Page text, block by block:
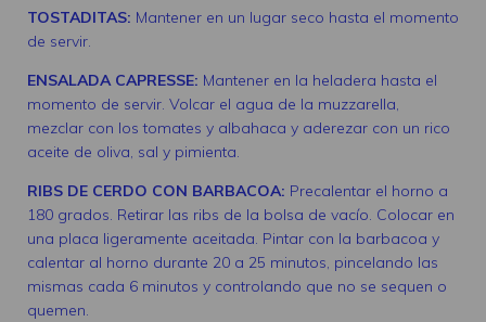
TOSTADITAS: Mantener en un lugar seco hasta el momento
de servir.
ENSALADA CAPRESSE: Mantener en la heladera hasta el
momento de servir. Volcar el agua de la muzzarella,
mezclar con los tomates y albahaca y aderezar con un rico
aceite de oliva, sal y pimienta.
RIBS DE CERDO CON BARBACOA: Precalentar el horno a
180 grados. Retirar las ribs de la bolsa de vacío. Colocar en
una placa ligeramente aceitada. Pintar con la barbacoa y
calentar al horno durante 20 a 25 minutos, pincelando las
mismas cada 6 minutos y controlando que no se sequen o
quemen.